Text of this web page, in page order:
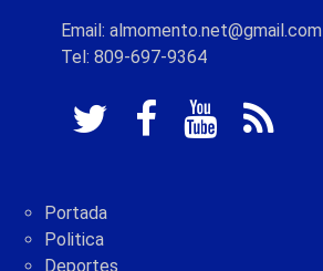
Email: almomento.net@gmail.com
Tel: 809-697-9364
Portada
Politica
Deportes